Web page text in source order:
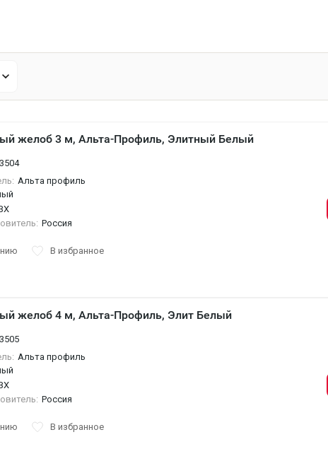
желоб 3 м, Альта-Профиль, Элитный Белый
Альта профиль
Россия
В избранное
желоб 4 м, Альта-Профиль, Элит Белый
Альта профиль
Россия
В избранное